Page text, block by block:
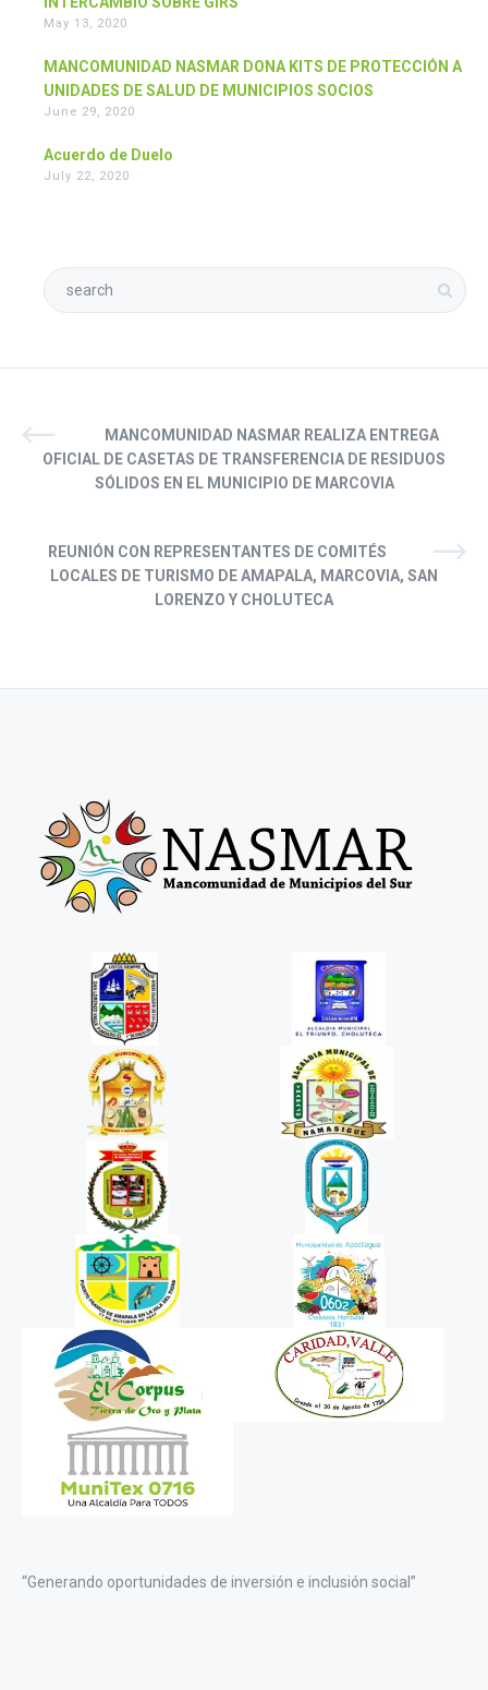
May 13, 2020
MANCOMUNIDAD NASMAR DONA KITS DE PROTECCIÓN A
UNIDADES DE SALUD DE MUNICIPIOS SOCIOS
June 29, 2020
Acuerdo de Duelo
July 22, 2020
MANCOMUNIDAD NASMAR REALIZA ENTREGA
OFICIAL DE CASETAS DE TRANSFERENCIA DE RESIDUOS
SÓLIDOS EN EL MUNICIPIO DE MARCOVIA
REUNIÓN CON REPRESENTANTES DE COMITÉS
LOCALES DE TURISMO DE AMAPALA, MARCOVIA, SAN
LORENZO Y CHOLUTECA
“Generando oportunidades de inversión e inclusión social”